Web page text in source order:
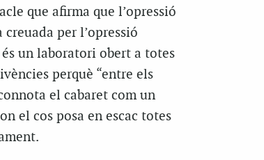
que afirma que l’opressió
per l’opressió
un laboratori obert a totes
perquè “entre els
el cabaret com un
el cos posa en escac totes